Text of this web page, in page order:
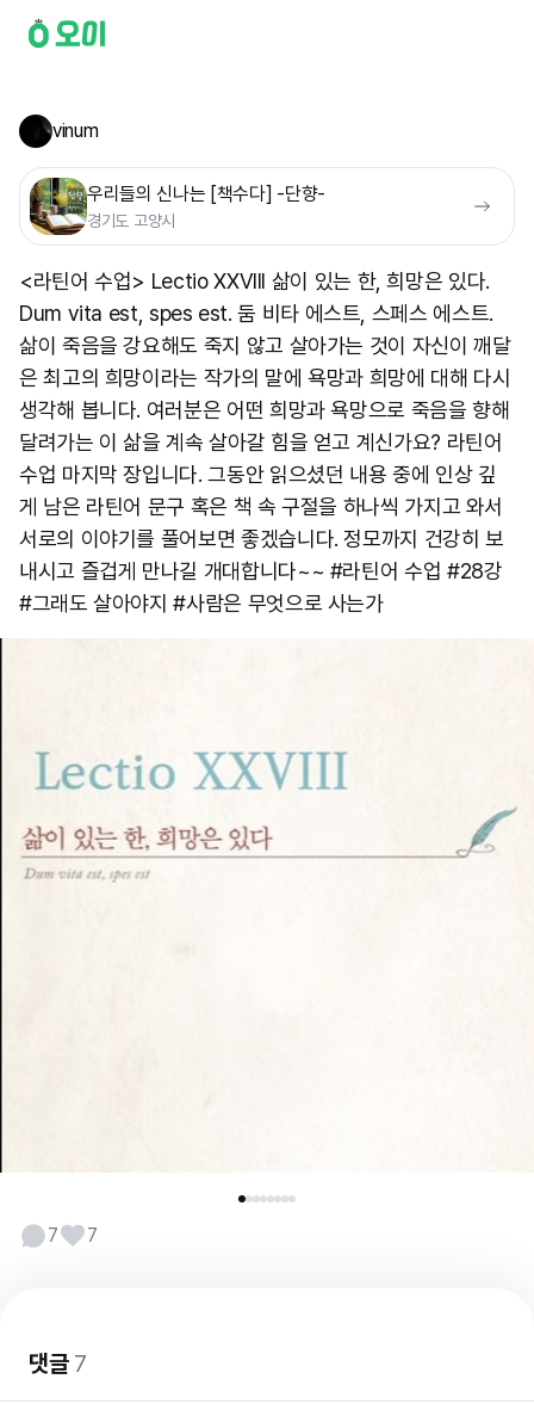
vinum
우리들의 신나는 [책수다] -단향-
경기도 고양시
<라틴어 수업> Lectio XXVIII 삶이 있는 한, 희망은 있다.
Dum vita est, spes est. 둠 비타 에스트, 스페스 에스트.
삶이 죽음을 강요해도 죽지 않고 살아가는 것이 자신이 깨달
은 최고의 희망이라는 작가의 말에 욕망과 희망에 대해 다시
생각해 봅니다. 여러분은 어떤 희망과 욕망으로 죽음을 향해
달려가는 이 삶을 계속 살아갈 힘을 얻고 계신가요? 라틴어
수업 마지막 장입니다. 그동안 읽으셨던 내용 중에 인상 깊
게 남은 라틴어 문구 혹은 책 속 구절을 하나씩 가지고 와서
서로의 이야기를 풀어보면 좋겠습니다. 정모까지 건강히 보
내시고 즐겁게 만나길 개대합니다~~ #라틴어 수업 #28강
#그래도 살아야지 #사람은 무엇으로 사는가​
7 7
댓글7